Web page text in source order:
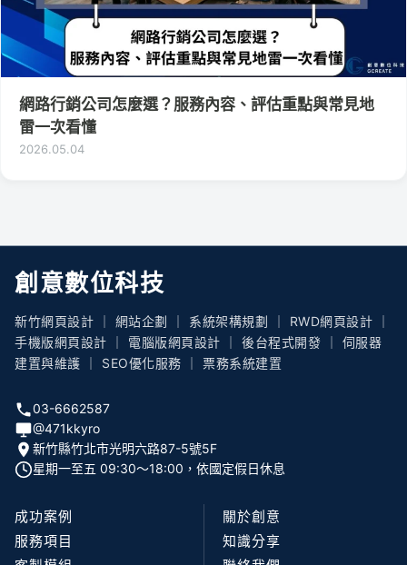
網路行銷公司怎麼選？服務內容、評估重點與常見地
雷一次看懂
2026.05.04
創意數位科技
新竹網頁設計 ｜ 網站企劃 ｜ 系統架構規劃 ｜ RWD網頁設計 ｜
手機版網頁設計 ｜ 電腦版網頁設計 ｜ 後台程式開發 ｜ 伺服器
建置與維護 ｜ SEO優化服務 ｜ 票務系統建置
03-6662587
@471kkyro
新竹縣竹北市光明六路87-5號5F
星期一至五 09:30〜18:00，依國定假日休息
成功案例
服務項目
關於創意
知識分享